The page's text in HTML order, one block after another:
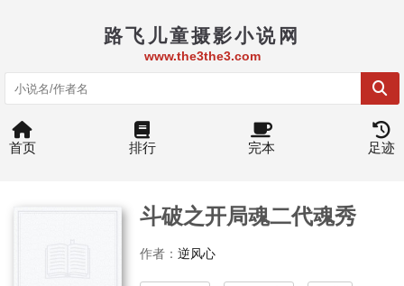
路飞儿童摄影小说网
www.the3the3.com
首页 排行 完本 足迹
斗破之开局魂二代魂秀
作者： 逆风心